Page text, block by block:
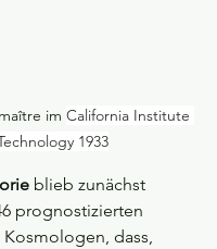
im California Institute
1933
blieb zunächst
prognostizierten
dass,